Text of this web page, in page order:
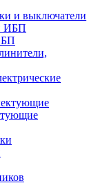
и выключатели